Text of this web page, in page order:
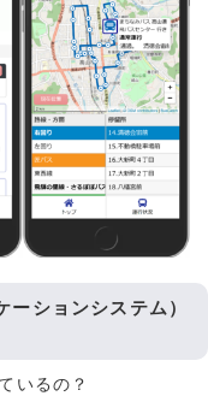
ションシステム）
いるの？